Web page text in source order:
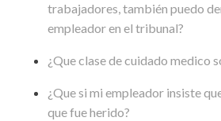
trabajadores, también puedo
empleador en el tribunal?
¿Que clase de cuidado medico
¿Que si mi empleador insiste
que fue herido?